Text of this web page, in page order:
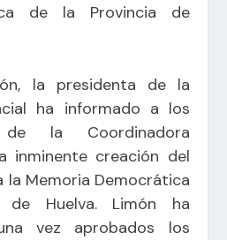
de la Provincia de
la presidenta de la
ha informado a los
de la Coordinadora
inminente creación del
la Memoria Democrática
Huelva. Limón ha
vez aprobados los